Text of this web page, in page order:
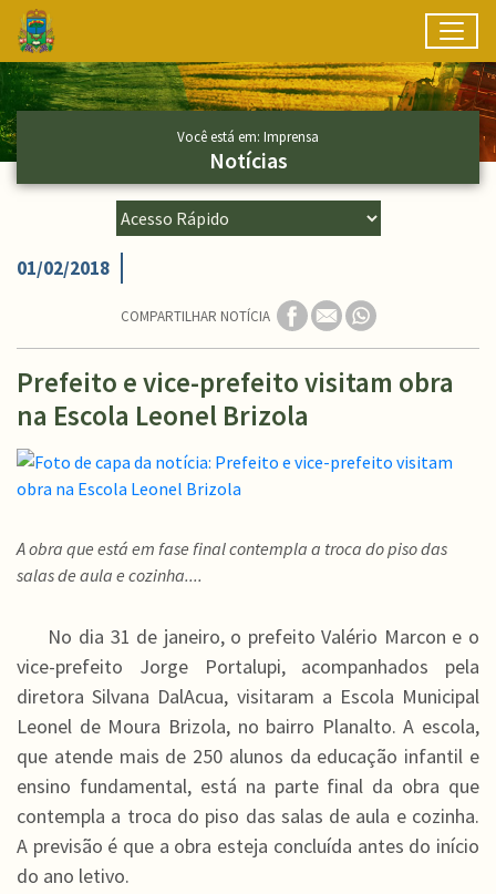
Ir para conteúdo principal
Conteúdo Principal
Você está em: Imprensa
Notícias
01/02/2018
COMPARTILHAR NOTÍCIA
Prefeito e vice-prefeito visitam obra
na Escola Leonel Brizola
A obra que está em fase final contempla a troca do piso das
salas de aula e cozinha....
No dia 31 de janeiro, o prefeito Valério Marcon e o
vice-prefeito Jorge Portalupi, acompanhados pela
diretora Silvana DalAcua, visitaram a Escola Municipal
Leonel de Moura Brizola, no bairro Planalto. A escola,
que atende mais de 250 alunos da educação infantil e
ensino fundamental, está na parte final da obra que
contempla a troca do piso das salas de aula e cozinha.
A previsão é que a obra esteja concluída antes do início
do ano letivo.